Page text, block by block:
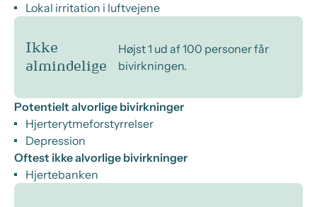
Lokal irritation i luftvejene
Ikke
almindelige
Højst 1 ud af 100 personer får
bivirkningen.
Potentielt alvorlige bivirkninger
Hjerterytmeforstyrrelser
Depression
Oftest ikke alvorlige bivirkninger
Hjertebanken